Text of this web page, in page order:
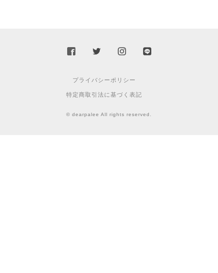
プライバシーポリシー
特定商取引法に基づく表記
© dearpalee All rights reserved.